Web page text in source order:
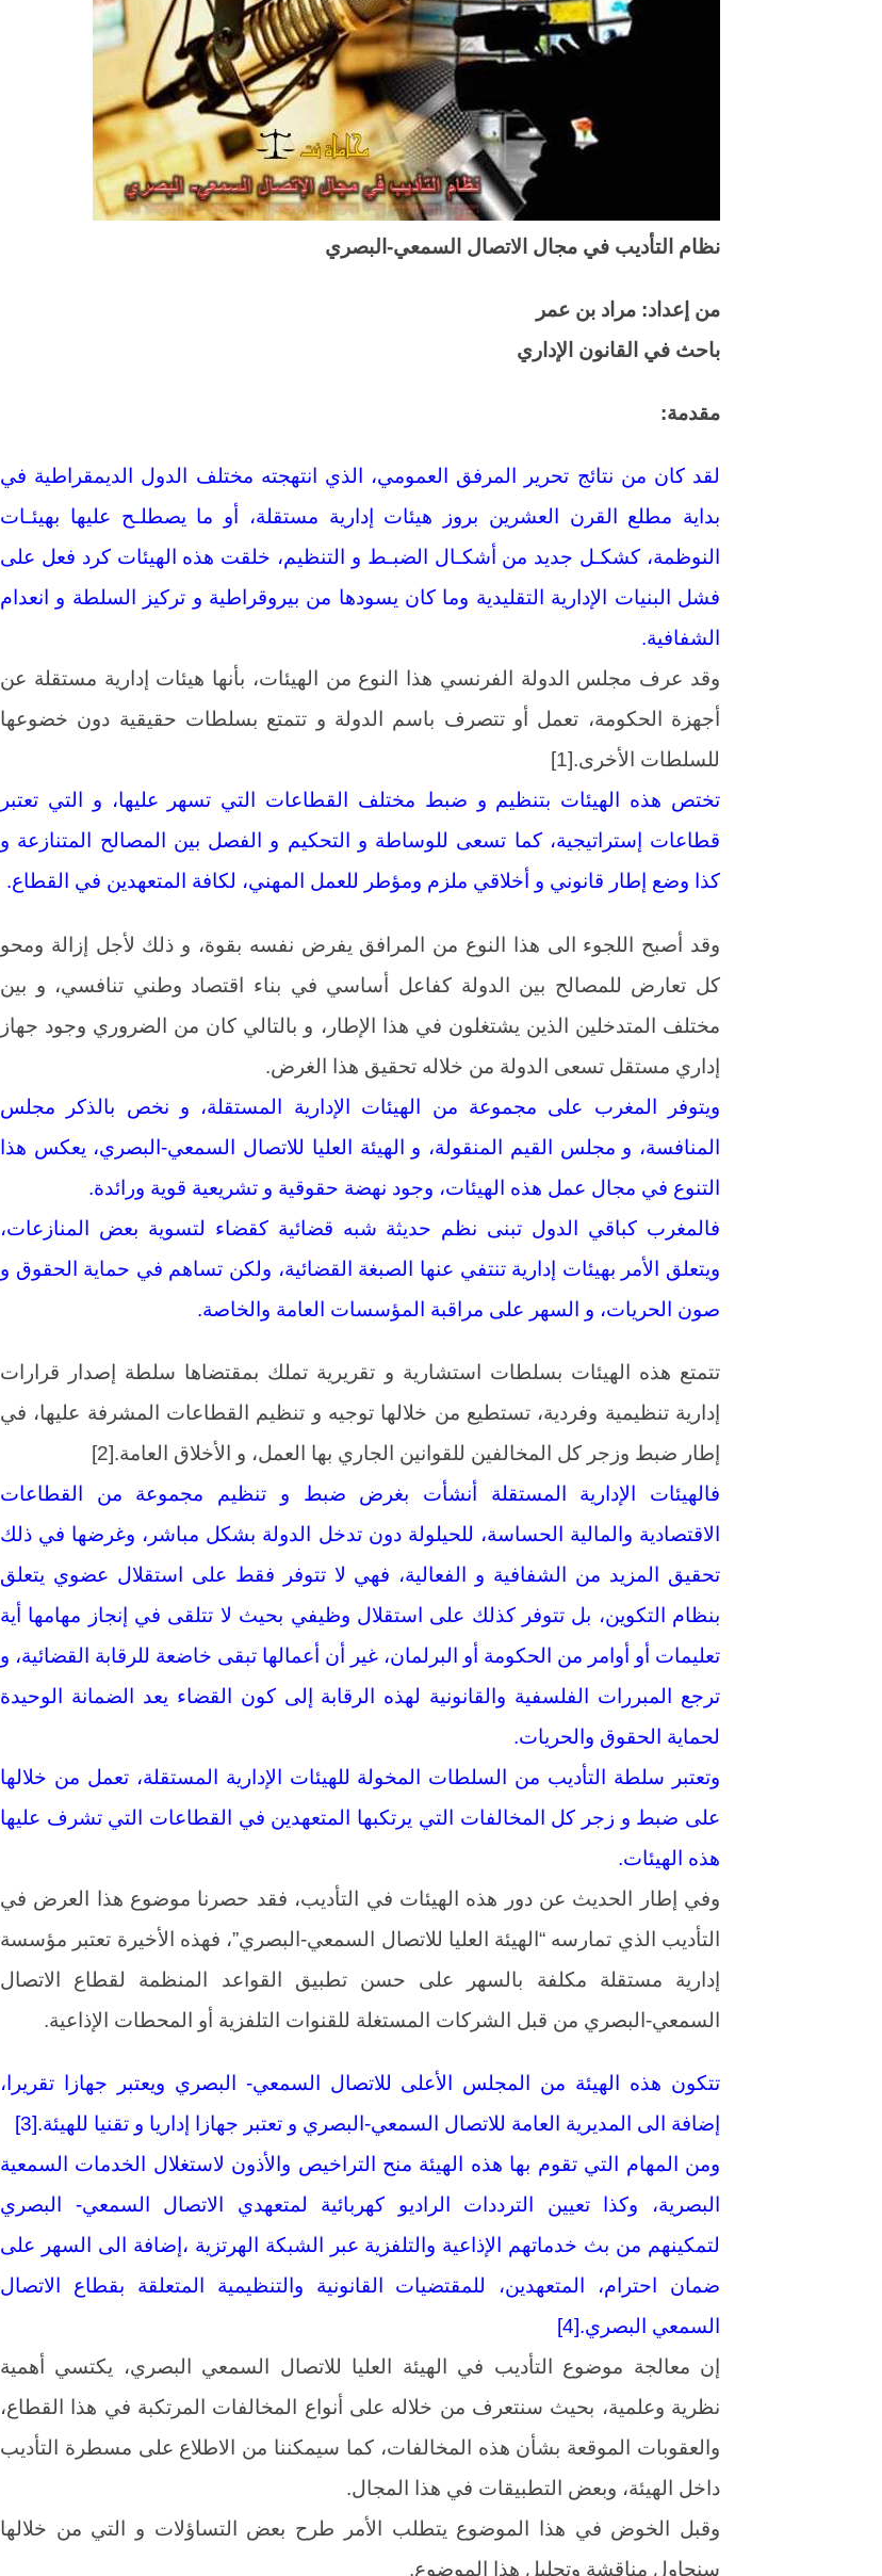
نظام التأديب في مجال الاتصال السمعي-البصري
من إعداد: مراد بن عمر
باحث في القانون الإداري
مقدمة:
لقد كان من نتائج تحرير المرفق العمومي، الذي انتهجته مختلف الدول الديمقراطية في
بداية مطلع القرن العشرين بروز هيئات إدارية مستقلة، أو ما يصطلـح عليها بهيئـات
النوظمة، كشكـل جديد من أشكـال الضبـط و التنظيم، خلقت هذه الهيئات كرد فعل على
فشل البنيات الإدارية التقليدية وما كان يسودها من بيروقراطية و تركيز السلطة و انعدام
الشفافية.
وقد عرف مجلس الدولة الفرنسي هذا النوع من الهيئات، بأنها هيئات إدارية مستقلة عن
أجهزة الحكومة، تعمل أو تتصرف باسم الدولة و تتمتع بسلطات حقيقية دون خضوعها
للسلطات الأخرى.[1]
تختص هذه الهيئات بتنظيم و ضبط مختلف القطاعات التي تسهر عليها، و التي تعتبر
قطاعات إستراتيجية، كما تسعى للوساطة و التحكيم و الفصل بين المصالح المتنازعة و
كذا وضع إطار قانوني و أخلاقي ملزم ومؤطر للعمل المهني، لكافة المتعهدين في القطاع.
وقد أصبح اللجوء الى هذا النوع من المرافق يفرض نفسه بقوة، و ذلك لأجل إزالة ومحو
كل تعارض للمصالح بين الدولة كفاعل أساسي في بناء اقتصاد وطني تنافسي، و بين
مختلف المتدخلين الذين يشتغلون في هذا الإطار، و بالتالي كان من الضروري وجود جهاز
إداري مستقل تسعى الدولة من خلاله تحقيق هذا الغرض.
ويتوفر المغرب على مجموعة من الهيئات الإدارية المستقلة، و نخص بالذكر مجلس
المنافسة، و مجلس القيم المنقولة، و الهيئة العليا للاتصال السمعي-البصري، يعكس هذا
التنوع في مجال عمل هذه الهيئات، وجود نهضة حقوقية و تشريعية قوية ورائدة.
فالمغرب كباقي الدول تبنى نظم حديثة شبه قضائية كقضاء لتسوية بعض المنازعات،
ويتعلق الأمر بهيئات إدارية تنتفي عنها الصبغة القضائية، ولكن تساهم في حماية الحقوق و
صون الحريات، و السهر على مراقبة المؤسسات العامة والخاصة.
تتمتع هذه الهيئات بسلطات استشارية و تقريرية تملك بمقتضاها سلطة إصدار قرارات
إدارية تنظيمية وفردية، تستطيع من خلالها توجيه و تنظيم القطاعات المشرفة عليها، في
إطار ضبط وزجر كل المخالفين للقوانين الجاري بها العمل، و الأخلاق العامة.[2]
فالهيئات الإدارية المستقلة أنشأت بغرض ضبط و تنظيم مجموعة من القطاعات
الاقتصادية والمالية الحساسة، للحيلولة دون تدخل الدولة بشكل مباشر، وغرضها في ذلك
تحقيق المزيد من الشفافية و الفعالية، فهي لا تتوفر فقط على استقلال عضوي يتعلق
بنظام التكوين، بل تتوفر كذلك على استقلال وظيفي بحيث لا تتلقى في إنجاز مهامها أية
تعليمات أو أوامر من الحكومة أو البرلمان، غير أن أعمالها تبقى خاضعة للرقابة القضائية، و
ترجع المبررات الفلسفية والقانونية لهذه الرقابة إلى كون القضاء يعد الضمانة الوحيدة
لحماية الحقوق والحريات.
وتعتبر سلطة التأديب من السلطات المخولة للهيئات الإدارية المستقلة، تعمل من خلالها
على ضبط و زجر كل المخالفات التي يرتكبها المتعهدين في القطاعات التي تشرف عليها
هذه الهيئات.
وفي إطار الحديث عن دور هذه الهيئات في التأديب، فقد حصرنا موضوع هذا العرض في
التأديب الذي تمارسه “الهيئة العليا للاتصال السمعي-البصري”، فهذه الأخيرة تعتبر مؤسسة
إدارية مستقلة مكلفة بالسهر على حسن تطبيق القواعد المنظمة لقطاع الاتصال
السمعي-البصري من قبل الشركات المستغلة للقنوات التلفزية أو المحطات الإذاعية.
تتكون هذه الهيئة من المجلس الأعلى للاتصال السمعي- البصري ويعتبر جهازا تقريرا،
إضافة الى المديرية العامة للاتصال السمعي-البصري و تعتبر جهازا إداريا و تقنيا للهيئة.[3]
ومن المهام التي تقوم بها هذه الهيئة منح التراخيص والأذون لاستغلال الخدمات السمعية
البصرية، وكذا تعيين الترددات الراديو كهربائية لمتعهدي الاتصال السمعي- البصري
لتمكينهم من بث خدماتهم الإذاعية والتلفزية عبر الشبكة الهرتزية ،إضافة الى السهر على
ضمان احترام، المتعهدين، للمقتضيات القانونية والتنظيمية المتعلقة بقطاع الاتصال
السمعي البصري.[4]
إن معالجة موضوع التأديب في الهيئة العليا للاتصال السمعي البصري، يكتسي أهمية
نظرية وعلمية، بحيث سنتعرف من خلاله على أنواع المخالفات المرتكبة في هذا القطاع،
والعقوبات الموقعة بشأن هذه المخالفات، كما سيمكننا من الاطلاع على مسطرة التأديب
داخل الهيئة، وبعض التطبيقات في هذا المجال.
وقبل الخوض في هذا الموضوع يتطلب الأمر طرح بعض التساؤلات و التي من خلالها
سنحاول مناقشة وتحليل هذا الموضوع.